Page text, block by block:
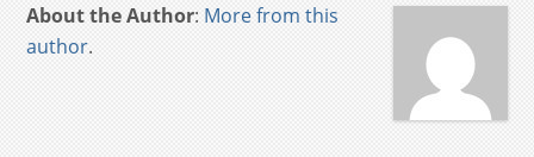
About the Author: More from this
author.